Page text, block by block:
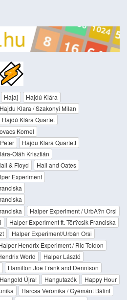
Hajaj
Hajdú Klára
Hajdu Klara / Szakonyi Milan
Hajdú Klára Quartet
Kornel
Hajdu Klara Quartett
Oláh Krisztián
& Floyd
Hall and Oates
Experiment
Halper Experiment / UrbA?n Orsi
Halper Experiment ft. Tör?csik Franciska
Halper Experiment/Urbán Orsi
Hendrix Experiment / Ric Toldon
World
Halper László
Hamilton Joe Frank and Dennison
Hangold Újra! Hangutazók
Happy Hour
Harcsa Veronika / Gyémánt Bálint